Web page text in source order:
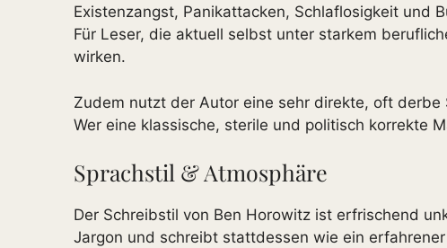
Existenzangst, Panikattacken, Schlaflosigkeit und
Für Leser, die aktuell selbst unter starkem
wirken.
Zudem nutzt der Autor eine sehr direkte, oft
Wer eine klassische, sterile und politisch korrekte
Sprachstil & Atmosphäre
Der Schreibstil von Ben Horowitz ist erfrischend
Jargon und schreibt stattdessen wie ein